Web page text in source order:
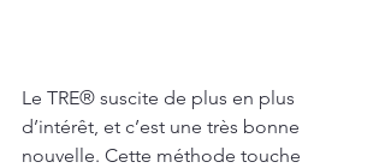
Le TRE® suscite de plus en plus
d’intérêt, et c’est une très bonne
nouvelle. Cette méthode touche